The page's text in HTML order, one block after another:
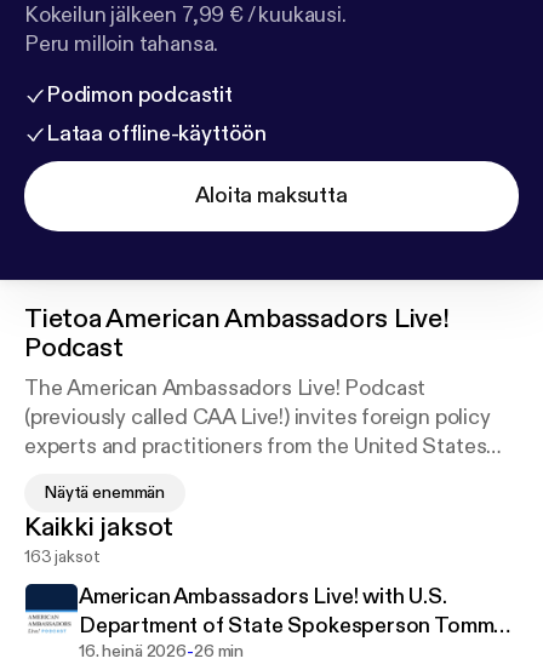
Kokeilun jälkeen 7,99 € / kuukausi.
Peru milloin tahansa.
Podimon podcastit
Lataa offline-käyttöön
Aloita maksutta
TietoaAmerican Ambassadors Live!
Podcast
The American Ambassadors Live! Podcast
(previously called CAA Live!) invites foreign policy
experts and practitioners from the United States
critical international issues.
Disclaimer:
Views expressed on this program are solely those of
individual members and should not be construed as
those of the Council of American Ambassadors,
Näytä enemmän
Kaikki jaksot
163 jaksot
American Ambassadors Live! with U.S.
Department of State Spokesperson Tommy
Pigott
16. heinä 2026-26 min